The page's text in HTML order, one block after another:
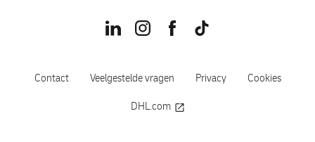
Contact Veelgestelde vragen Privacy Cookies
DHL.com